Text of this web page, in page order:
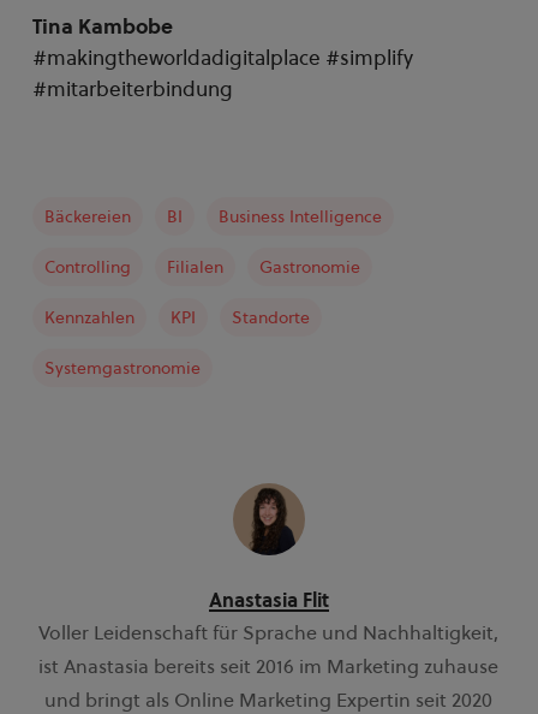
Tina Kambobe
#makingtheworldadigitalplace #simplify
#mitarbeiterbindung
Bäckereien BI Business Intelligence
Controlling Filialen Gastronomie
Kennzahlen KPI Standorte
Systemgastronomie
Anastasia Flit
Voller Leidenschaft für Sprache und Nachhaltigkeit,
ist Anastasia bereits seit 2016 im Marketing zuhause
und bringt als Online Marketing Expertin seit 2020